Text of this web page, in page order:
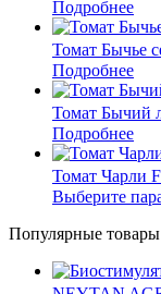
18,000
ПодробнееЭтот
на
Томат Бычье
ПодробнееЭтот
Томат Бычий
ПодробнееЭтот
на
Томат Чарли
Выберите
Популярные товары